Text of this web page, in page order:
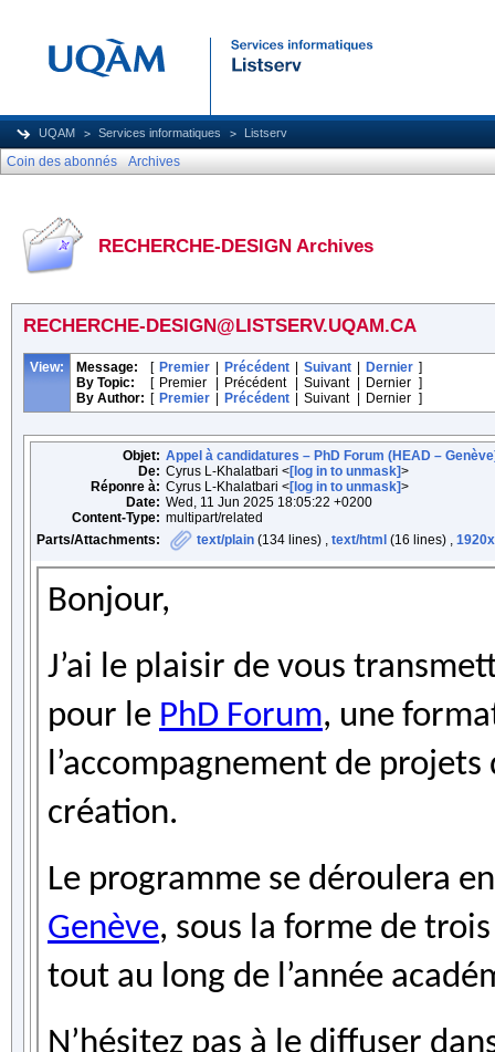
UQAM Services informatiques Listserv
Coin des abonnés Archives
RECHERCHE-DESIGN Archives
RECHERCHE-DESIGN@LISTSERV.UQAM.CA
View: Message: [ Premier Précédent Suivant Dernier ]
By Topic:
[ Premier Précédent Suivant Dernier ]
By Author: [ Premier Précédent Suivant Dernier ]
Objet: Appel à candidatures – PhD Forum (HEAD –
De: Cyrus L-Khalatbari <[log in to unmask]>
Réponre à: Cyrus L-Khalatbari <[log in to unmask]>
Date: Wed, 11 Jun 2025 18:05:22 +0200
Content-Type: multipart/related
Parts/Attachments:
text/plain (134 lines) , text/html (16 lines) ,